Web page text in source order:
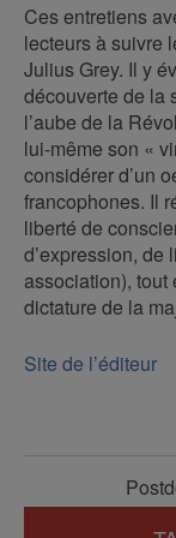
Ces entretiens
lecteurs à suivre
Julius Grey. Il y
découverte de la
l’aube de la
lui-même son «
considérer d’un
francophones. Il
liberté de
d’expression, de
association), tout
dictature de la
Site de l’éditeur